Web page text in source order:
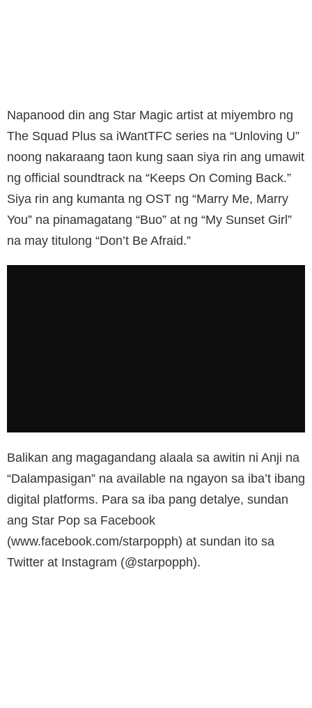
Napanood din ang Star Magic artist at miyembro ng
The Squad Plus sa iWantTFC series na “Unloving U”
noong nakaraang taon kung saan siya rin ang umawit
ng official soundtrack na “Keeps On Coming Back.”
Siya rin ang kumanta ng OST ng “Marry Me, Marry
You” na pinamagatang “Buo” at ng “My Sunset Girl”
na may titulong “Don’t Be Afraid.”
Balikan ang magagandang alaala sa awitin ni Anji na
“Dalampasigan” na available na ngayon sa iba’t ibang
digital platforms. Para sa iba pang detalye, sundan
ang Star Pop sa Facebook
(www.facebook.com/starpopph) at sundan ito sa
Twitter at Instagram (@starpopph).